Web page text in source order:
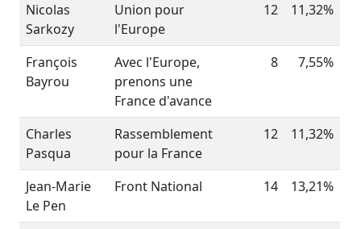
Nicolas
Sarkozy
Union pour
l'Europe
12 11,32%
François
Bayrou
Avec l'Europe,
prenons une
France d'avance
8 7,55%
Charles
Pasqua
Rassemblement
pour la France
12 11,32%
Jean-Marie
Le Pen
Front National 14 13,21%